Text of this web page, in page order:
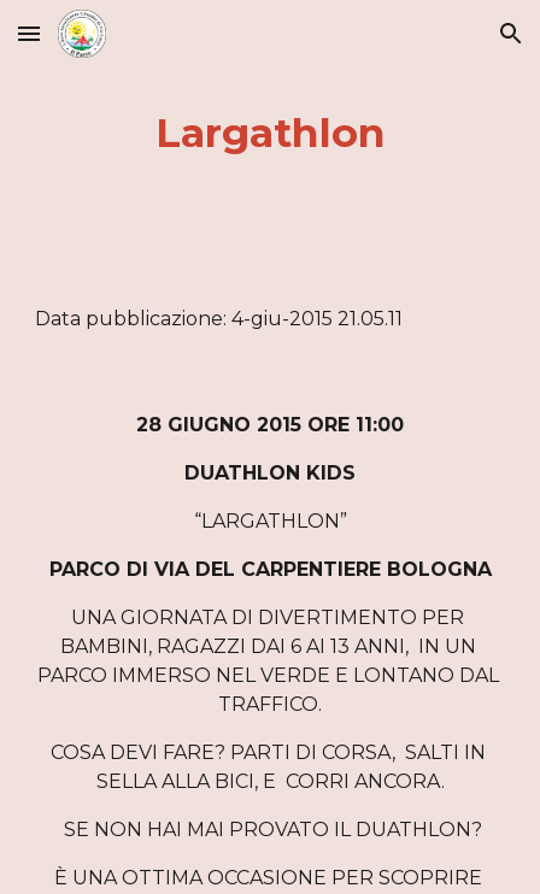
Skip to main content Skip to navigation
Largathlon
Data pubblicazione: 4-giu-2015 21.05.11
28 GIUGNO 2015 ORE 11:00
DUATHLON KIDS
“LARGATHLON”
PARCO DI VIA DEL CARPENTIERE BOLOGNA
UNA GIORNATA DI DIVERTIMENTO PER
BAMBINI, RAGAZZI DAI 6 AI 13 ANNI,  IN UN
PARCO IMMERSO NEL VERDE E LONTANO DAL
TRAFFICO.
COSA DEVI FARE? PARTI DI CORSA,  SALTI IN
SELLA ALLA BICI, E  CORRI ANCORA.
SE NON HAI MAI PROVATO IL DUATHLON?
È UNA OTTIMA OCCASIONE PER SCOPRIRE